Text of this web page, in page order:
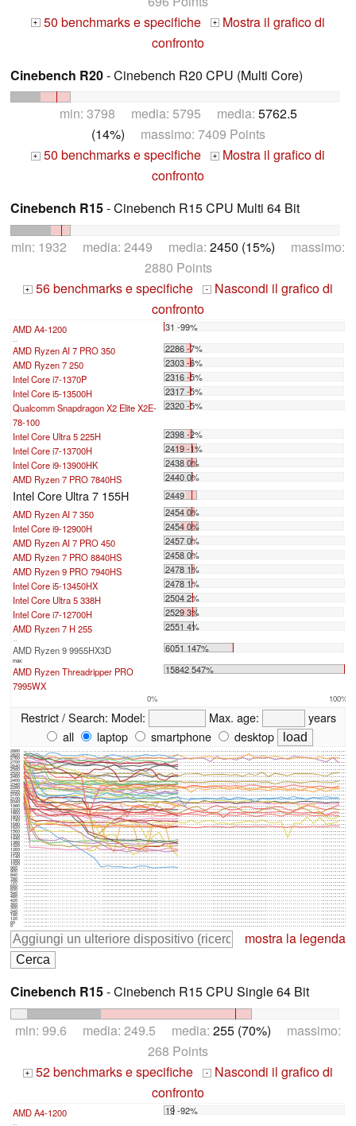
+ 50 benchmarks e specifiche +
Mostra il grafico di
confronto
Cinebench R20- Cinebench R20 CPU (Multi Core)
min: 3798 media: 5795 media: 5762.5
(14%) massimo: 7409 Points
+ 50 benchmarks e specifiche +
Mostra il grafico di
confronto
Cinebench R15- Cinebench R15 CPU Multi 64 Bit
min: 1932 media: 2449 media: 2450 (15%) massimo:
2880 Points
+ 56 benchmarks e specifiche -
Nascondi il grafico di
confronto
AMD A4-1200 31 -99%
...
AMD Ryzen AI 7 PRO 350
2286 -7%
AMD Ryzen 7 250
2303 -6%
Intel Core i7-1370P
2316 -5%
Intel Core i5-13500H
2317 -5%
Qualcomm Snapdragon X2 Elite X2E-
78-100
2320 -5%
Intel Core Ultra 5 225H
2398 -2%
Intel Core i7-13700H
2419 -1%
Intel Core i9-13900HK
2438 0%
AMD Ryzen 7 PRO 7840HS
2440 0%
Intel Core Ultra 7 155H
2449
AMD Ryzen AI 7 350
2454 0%
Intel Core i9-12900H
2454 0%
AMD Ryzen AI 7 PRO 450
2457 0%
AMD Ryzen 7 PRO 8840HS
2458 0%
AMD Ryzen 9 PRO 7940HS
2478 1%
Intel Core i5-13450HX
2478 1%
Intel Core Ultra 5 338H
2504 2%
Intel Core i7-12700H
2529 3%
AMD Ryzen 7 H 255
2551 4%
...
AMD Ryzen 9 9955HX3D 6051 147%
max:
AMD Ryzen Threadripper PRO
7995WX
15842 547%
0% 100%
Restrict / Search: Model: Max. age:
years
all
laptop smartphone desktop
0
60
120
180
240
300
360
420
480
540
600
660
720
780
840
900
960
1020
1080
1140
1200
1260
1320
1380
1440
1500
1560
1620
1680
1740
1800
1860
1920
1980
2040
2100
2160
2220
2280
2340
2400
2460
2520
2580
2640
2700
2760
2820
2880
mostra la legenda
Cinebench R15- Cinebench R15 CPU Single 64 Bit
min: 99.6 media: 249.5 media: 255 (70%) massimo:
268 Points
+ 52 benchmarks e specifiche -
Nascondi il grafico di
confronto
AMD A4-1200 19 -92%
...